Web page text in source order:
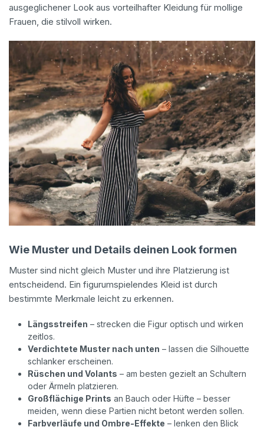
ausgeglichener Look aus vorteilhafter Kleidung für mollige
Frauen, die stilvoll wirken.
Wie Muster und Details deinen Look formen
Muster sind nicht gleich Muster und ihre Platzierung ist
entscheidend. Ein figurumspielendes Kleid ist durch
bestimmte Merkmale leicht zu erkennen.
Längsstreifen – strecken die Figur optisch und wirken
zeitlos.
Verdichtete Muster nach unten – lassen die Silhouette
schlanker erscheinen.
Rüschen und Volants – am besten gezielt an Schultern
oder Ärmeln platzieren.
Großflächige Prints an Bauch oder Hüfte – besser
meiden, wenn diese Partien nicht betont werden sollen.
Farbverläufe und Ombre-Effekte – lenken den Blick